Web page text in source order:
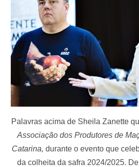
Palavras acima de Sheila Zanette
Associação dos Produtores de
Catarina, durante o evento que
da colheita da safra 2024/2025.